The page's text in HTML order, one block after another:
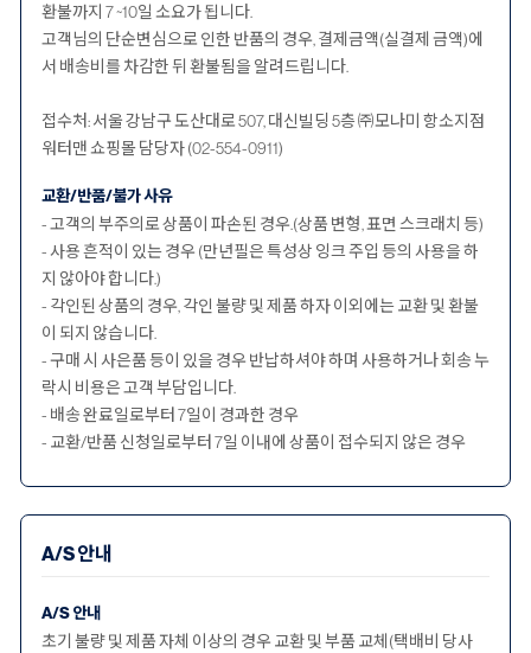
환불까지 7 ~10일 소요가 됩니다.
고객님의 단순변심으로 인한 반품의 경우, 결제금액(실결제 금액)에
서 배송비를 차감한 뒤 환불됨을 알려드립니다.
접수처: 서울 강남구 도산대로 507, 대신빌딩 5층 ㈜모나미 항소지점
워터맨 쇼핑몰 담당자 (02-554-0911)
교환/반품/불가 사유
- 고객의 부주의로 상품이 파손된 경우.(상품 변형, 표면 스크래치 등)
- 사용 흔적이 있는 경우 (만년필은 특성상 잉크 주입 등의 사용을 하
지 않아야 합니다.)
- 각인된 상품의 경우, 각인 불량 및 제품 하자 이외에는 교환 및 환불
이 되지 않습니다.
- 구매 시 사은품 등이 있을 경우 반납하셔야 하며 사용하거나 회송 누
락시 비용은 고객 부담입니다.
- 배송 완료일로부터 7일이 경과한 경우
- 교환/반품 신청일로부터 7일 이내에 상품이 접수되지 않은 경우
A/S 안내
A/S 안내
초기 불량 및 제품 자체 이상의 경우 교환 및 부품 교체(택배비 당사